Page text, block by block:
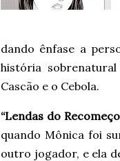
dando ênfase a
história
Cascão e o Cebola.
“Lendas do
quando Mônica foi
outro jogador, e ela